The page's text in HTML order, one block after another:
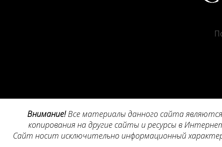
Внимание!Все материалы данного сайта
копирования на другие сайты и ресурсы в
Сайт носит исключительно информационный